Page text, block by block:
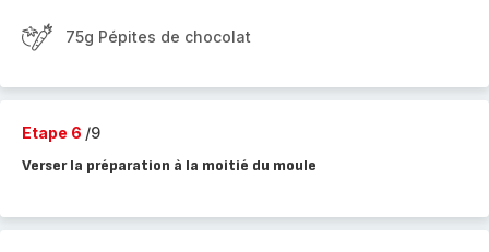
75g Pépites de chocolat
Etape 6 /9
Verser la préparation à la moitié du moule